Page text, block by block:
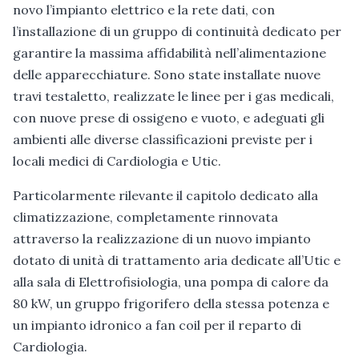
novo l’impianto elettrico e la rete dati, con
l’installazione di un gruppo di continuità dedicato per
garantire la massima affidabilità nell’alimentazione
delle apparecchiature. Sono state installate nuove
travi testaletto, realizzate le linee per i gas medicali,
con nuove prese di ossigeno e vuoto, e adeguati gli
ambienti alle diverse classificazioni previste per i
locali medici di Cardiologia e Utic.
Particolarmente rilevante il capitolo dedicato alla
climatizzazione, completamente rinnovata
attraverso la realizzazione di un nuovo impianto
dotato di unità di trattamento aria dedicate all’Utic e
alla sala di Elettrofisiologia, una pompa di calore da
80 kW, un gruppo frigorifero della stessa potenza e
un impianto idronico a fan coil per il reparto di
Cardiologia.